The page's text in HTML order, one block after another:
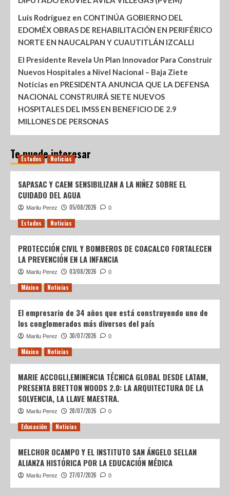
Luis Rodríguez en CONTINÚA GOBIERNO DEL
EDOMÉX OBRAS DE REHABILITACIÓN EN PERIFÉRICO
NORTE EN NAUCALPAN Y CUAUTITLÁN IZCALLI
El Presidente Revela Un Plan Innovador Para Construir
Nuevos Hospitales a Nivel Nacional – Baja Ziete
Noticias en PRESIDENTA ANUNCIA QUE LA DEFENSA
NACIONAL CONSTRUIRÁ SIETE NUEVOS
HOSPITALES DEL IMSS EN BENEFICIO DE 2.9
MILLONES DE PERSONAS
Te puede interesar
Estados Noticias
SAPASAC Y CAEM SENSIBILIZAN A LA NIÑEZ SOBRE EL
CUIDADO DEL AGUA
Marilu Perez 05/08/2026 0
Estados Noticias
PROTECCIÓN CIVIL Y BOMBEROS DE COACALCO FORTALECEN
LA PREVENCIÓN EN LA INFANCIA
Marilu Perez 03/08/2026 0
México Noticias
El empresario de 34 años que está construyendo uno de
los conglomerados más diversos del país
Marilu Perez 30/07/2026 0
México Noticias
MARIE ACCOGLI,EMINENCIA TÉCNICA GLOBAL DESDE LATAM,
PRESENTA BRETTON WOODS 2.0: LA ARQUITECTURA DE LA
SOLVENCIA, LA LLAVE MAESTRA.
Marilu Perez 28/07/2026 0
Educación Noticias
MELCHOR OCAMPO Y EL INSTITUTO SAN ÁNGELO SELLAN
ALIANZA HISTÓRICA POR LA EDUCACIÓN MÉDICA
Marilu Perez 27/07/2026 0